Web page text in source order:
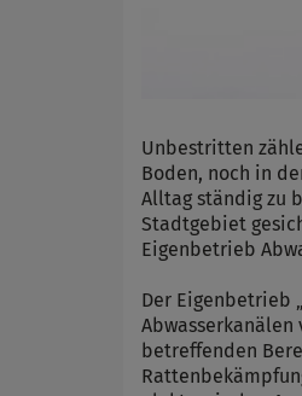
Unbestritten
Boden, noch in
Alltag ständig zu
Stadtgebiet
Eigenbetrieb
Der Eigenbetrieb
betreffenden